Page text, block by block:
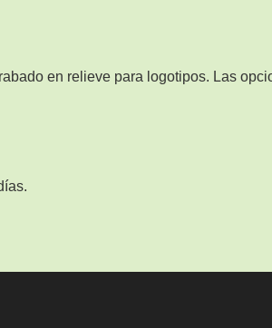
en relieve para logotipos. Las